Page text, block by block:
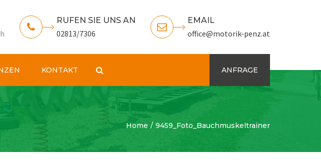
RUFEN SIE UNS AN
02813/7306
EMAIL
office@motorik-penz.at
KONTAKT ANFRAGE
Home 9459_Foto_Bauchmuskeltrainer